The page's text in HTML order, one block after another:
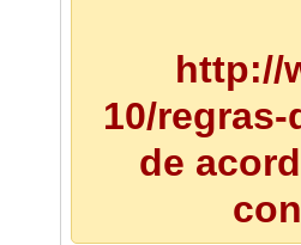
http://
10/
de